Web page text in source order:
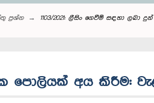
ප්‍රශ්න 1103/2021: ලීසිං ගෙවීම් සඳහා
පොලියක් අය කිරීම: